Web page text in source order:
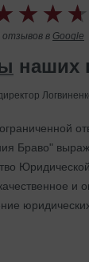
отзывов в Google
наших
Браво"
и
юридических
в Украине